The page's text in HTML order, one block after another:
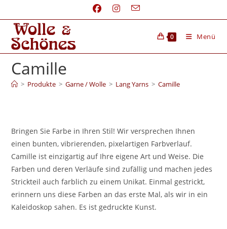
0 Menü
Camille
> Produkte > Garne / Wolle > Lang Yarns > Camille
Bringen Sie Farbe in Ihren Stil! Wir versprechen Ihnen
einen bunten, vibrierenden, pixelartigen Farbverlauf.
Camille ist einzigartig auf Ihre eigene Art und Weise. Die
Farben und deren Verläufe sind zufällig und machen jedes
Strickteil auch farblich zu einem Unikat. Einmal gestrickt,
erinnern uns diese Farben an das erste Mal, als wir in ein
Kaleidoskop sahen. Es ist gedruckte Kunst.